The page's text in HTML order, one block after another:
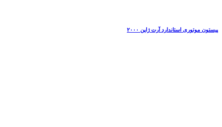
پیستون موتوری استاندارد آرت ژاپن ۲۰۰۰